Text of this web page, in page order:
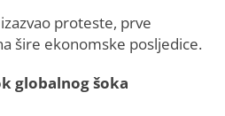
proteste, prve
šire ekonomske posljedice.
globalnog šoka